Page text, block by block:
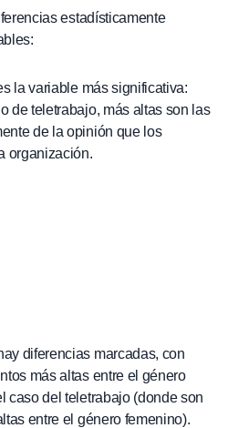
estadísticamente
la variable más significativa:
de teletrabajo, más altas son las
de la opinión que los
organización.
diferencias marcadas, con
más altas entre el género
caso del teletrabajo (donde son
entre el género femenino).